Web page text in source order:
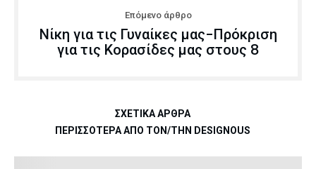
Επόμενο άρθρο
Νίκη για τις Γυναίκες μας-Πρόκριση
για τις Κορασίδες μας στους 8
ΣΧΕΤΙΚΆ ΆΡΘΡΑ
ΠΕΡΙΣΣΌΤΕΡΑ ΑΠΌ ΤΟΝ/ΤΗΝ DESIGNOUS